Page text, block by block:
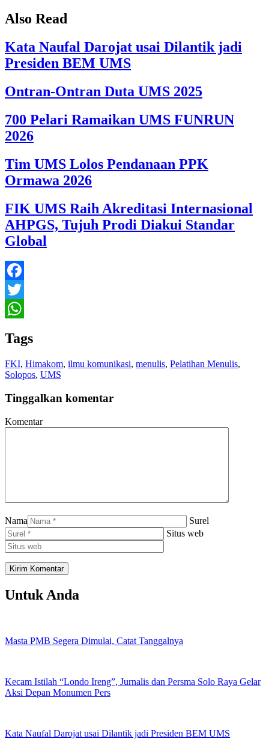
Also Read
Kata Naufal Darojat usai Dilantik jadi
Presiden BEM UMS
Ontran-Ontran Duta UMS 2025
700 Pelari Ramaikan UMS FUNRUN
2026
Tim UMS Lolos Pendanaan PPK
Ormawa 2026
FIK UMS Raih Akreditasi Internasional
AHPGS, Tujuh Prodi Diakui Standar
Global
Facebook
Twitter
Tags
FKI, Himakom, ilmu komunikasi, menulis, Pelatihan Menulis,
Solopos, UMS
Tinggalkan komentar
Komentar
Nama
Surel
Situs web
Untuk Anda
Masta PMB Segera Dimulai, Catat Tanggalnya
Kecam Istilah “Londo Ireng”, Jurnalis dan Persma Solo Raya Gelar
Aksi Depan Monumen Pers
Kata Naufal Darojat usai Dilantik jadi Presiden BEM UMS